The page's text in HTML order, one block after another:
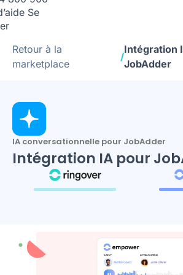
Se
Retour à la
marketplace
/
Intégration
JobAdder
IA conversationnelle pour JobAdder
Intégration IA pour